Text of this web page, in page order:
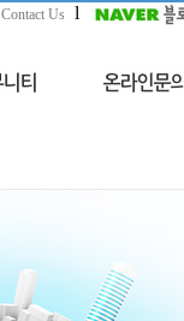
Contact Us l